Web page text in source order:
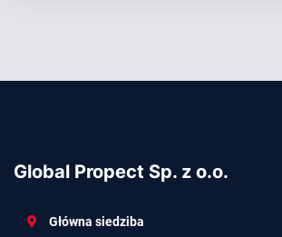
Global Propect Sp. z o.o.
Główna siedziba